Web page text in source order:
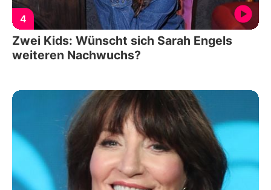
4
Zwei Kids: Wünscht sich Sarah Engels
weiteren Nachwuchs?